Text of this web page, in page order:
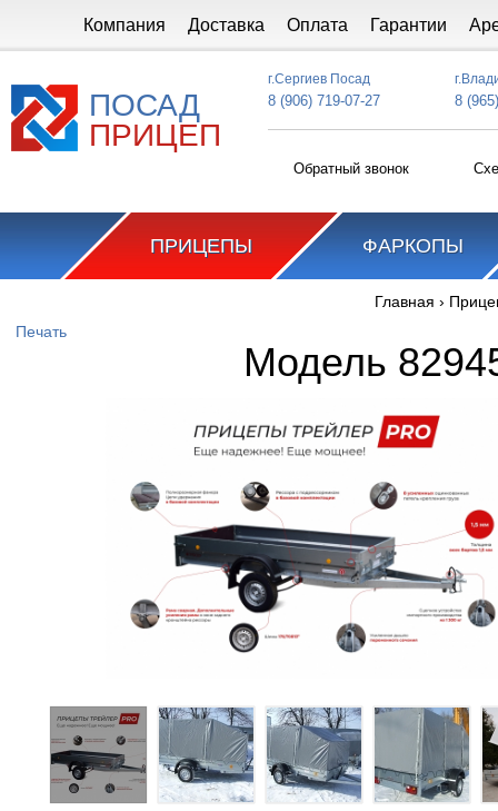
Компания Доставка Оплата Гарантии
ПОСАД
ПРИЦЕП
г.Сергиев Посад
8 (906) 719-07-27 8
Обратный звонок
ПРИЦЕПЫ ФАРКОПЫ
Главная ›
Печать
Модель